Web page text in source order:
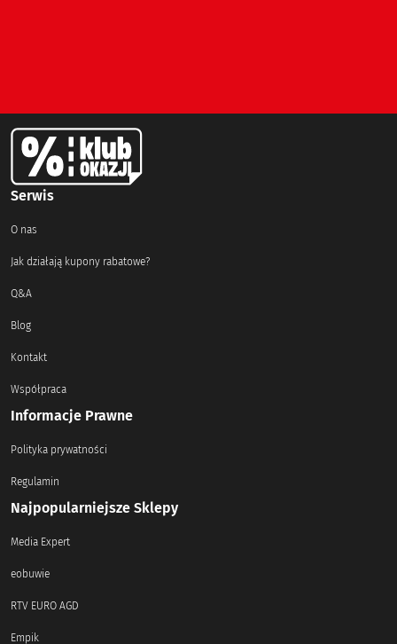
Serwis
O nas
Jak działają kupony rabatowe?
Q&A
Blog
Kontakt
Współpraca
Informacje Prawne
Polityka prywatności
Regulamin
Najpopularniejsze Sklepy
Media Expert
eobuwie
RTV EURO AGD
Empik